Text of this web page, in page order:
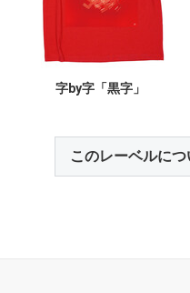
字by字「黒字」
このレーベルに